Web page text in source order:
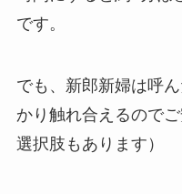
です。
でも、新郎新婦は呼
かり触れ合えるので
選択肢もあります）